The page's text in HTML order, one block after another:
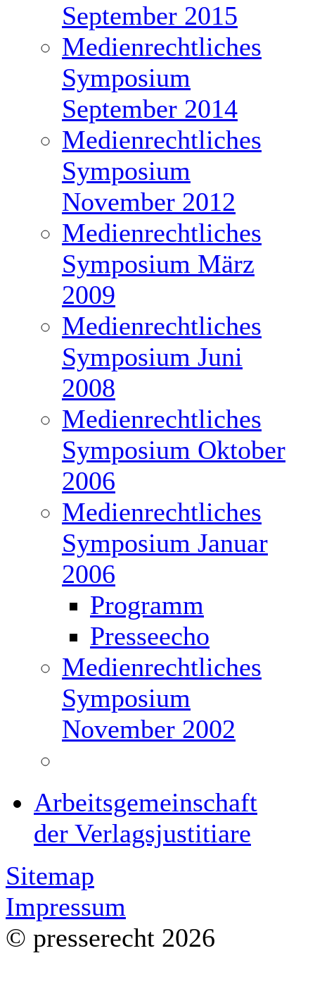
September 2015
Medienrechtliches
Symposium
September 2014
Medienrechtliches
Symposium
November 2012
Medienrechtliches
Symposium März
2009
Medienrechtliches
Symposium Juni
2008
Medienrechtliches
Symposium Oktober
2006
Medienrechtliches
Symposium Januar
2006
Programm
Presseecho
Medienrechtliches
Symposium
November 2002
Arbeitsgemeinschaft
der Verlagsjustitiare
Sitemap
Impressum
© presserecht 2026